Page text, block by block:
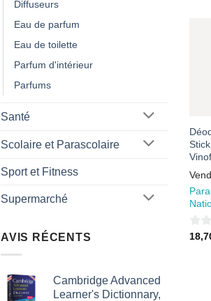
Diffuseurs
Eau de parfum
Eau de toilette
Parfum d'intérieur
Parfums
Santé
Scolaire et Parascolaire
Sport et Fitness
Supermarché
AVIS RÉCENTS
Cambridge Advanced
Learner's Dictionnary,
0